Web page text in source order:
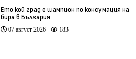
Ето кой град е шампион по консумация на
бира в България
07 август 2026 183